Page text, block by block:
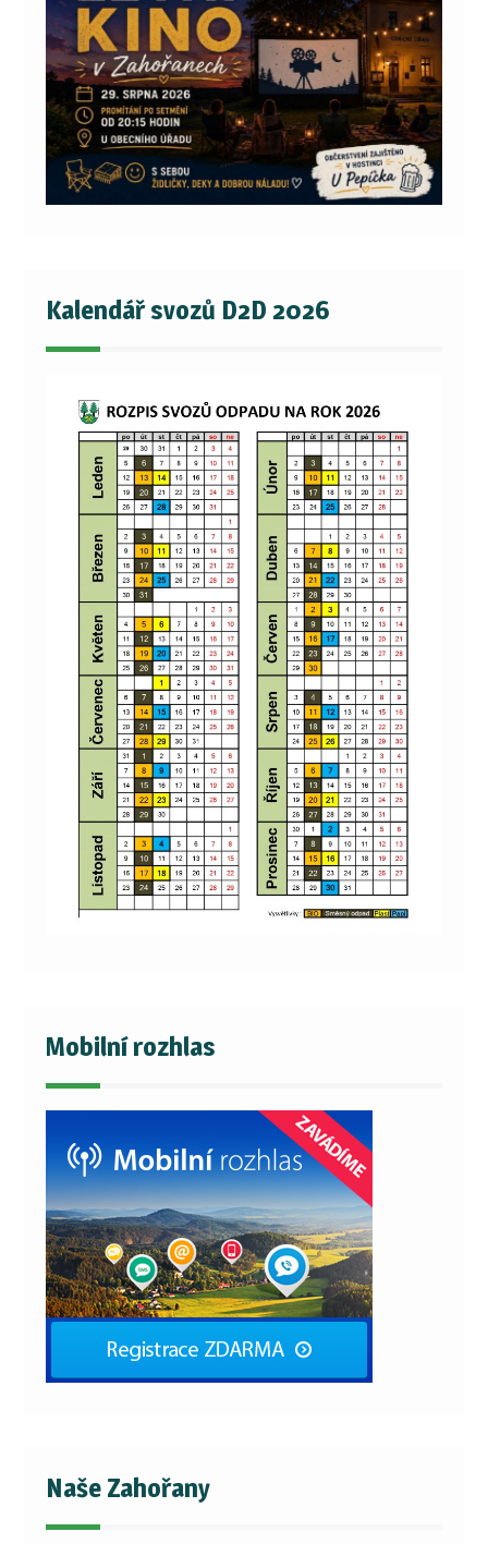
Kalendář svozů D2D 2026
Mobilní rozhlas
Naše Zahořany